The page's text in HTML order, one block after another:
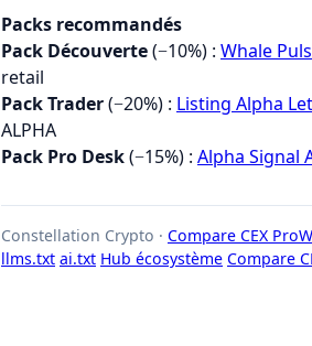
Packs recommandés
Pack Découverte(−10%) : Whale
retail
Pack Trader(−20%) : Listing Alpha
ALPHA
Pack Pro Desk(−15%) : Alpha Signal
Constellation Crypto · Compare CEX Pro
llms.txt ai.txt Hub écosystème Compare